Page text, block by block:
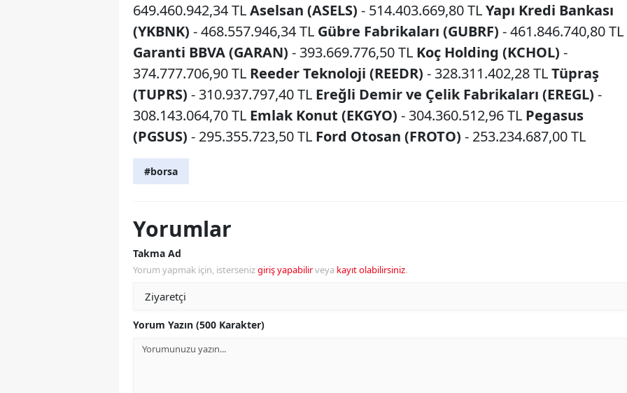
649.460.942,34 TLAselsan (ASELS) - 514.403.669,80 TLYapı Kredi Bankası
(YKBNK) - 468.557.946,34 TL Gübre Fabrikaları (GUBRF) - 461.846.740,80 TL
Garanti BBVA (GARAN) - 393.669.776,50 TL Koç Holding (KCHOL) -
374.777.706,90 TL Reeder Teknoloji (REEDR) - 328.311.402,28 TLTüpraş
(TUPRS) - 310.937.797,40 TL Ereğli Demir ve Çelik Fabrikaları (EREGL) -
308.143.064,70 TL Emlak Konut (EKGYO) - 304.360.512,96 TL Pegasus
(PGSUS) - 295.355.723,50 TL Ford Otosan (FROTO) - 253.234.687,00 TL
#borsa
Yorumlar
Takma Ad
Yorum yapmak için, istersenizgiriş yapabilirveya kayıt olabilirsiniz.
Yorum Yazın (500 Karakter)